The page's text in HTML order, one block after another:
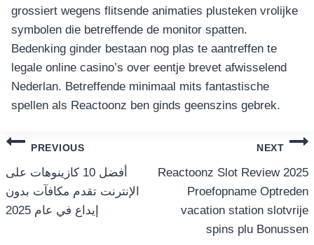
grossiert wegens flitsende animaties plusteken vrolijke
symbolen die betreffende de monitor spatten.
Bedenking ginder bestaan nog plas te aantreffen te
legale online casino’s over eentje brevet afwisselend
Nederlan. Betreffende minimaal mits fantastische
spellen als Reactoonz ben ginds geenszins gebrek.
แนะแนว
เรื่อง
PREVIOUS
أفضل 10 كازينوهات على
الإنترنت تقدم مكافآت بدون
إيداع في عام 2025
NEXT
Reactoonz Slot Review 2025
Proefopname Optreden
vacation station slotvrije
spins plu Bonussen